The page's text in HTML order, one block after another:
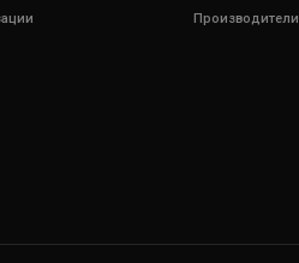
Производители